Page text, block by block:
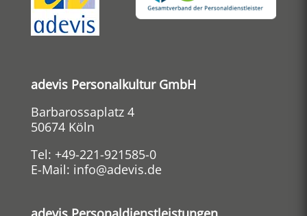
adevis Personalkultur GmbH
Barbarossaplatz 4
50674 Köln
Tel: +49-221-921585-0
E-Mail: info@adevis.de